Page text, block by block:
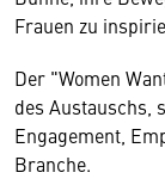
Frauen zu
Der "Women
des Austauschs,
Engagement,
Branche.